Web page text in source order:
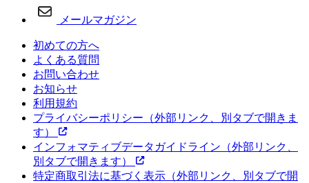
メールマガジン
初めての方へ
よくある質問
お問い合わせ
お知らせ
利用規約
プライバシーポリシー （外部リンク、別タブで開きま
す）
インフォマティブデータガイドライン （外部リンク、
別タブで開きます）
特定商取引法に基づく表示 （外部リンク、別タブで開